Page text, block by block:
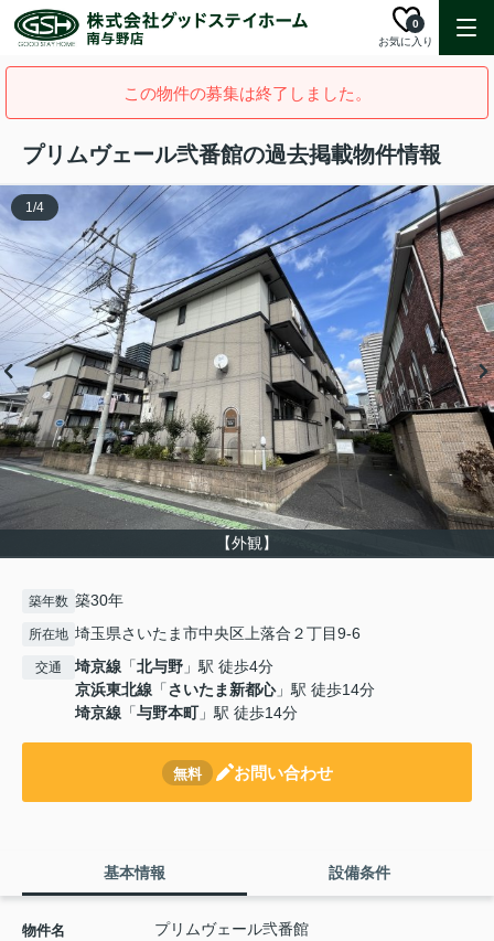
お気に入り
0
この物件の募集は終了しました。
プリムヴェール弐番館の過去掲載物件情報
【外観】
1/4
築年数 築30年
所在地 埼玉県さいたま市中央区上落合２丁目9-6
交通 埼京線 「北与野 」駅 徒歩4分
京浜東北線 「さいたま新都心」駅 徒歩14分
埼京線 「与野本町」駅 徒歩14分
無料 お問い合わせ
基本情報 設備条件
物件名 プリムヴェール弐番館